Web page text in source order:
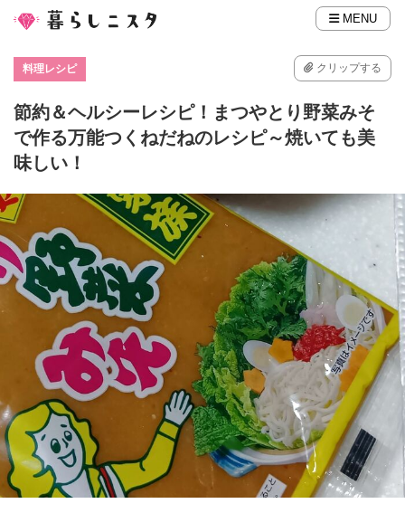
MENU
料理レシピ クリップする
節約＆ヘルシーレシピ！まつやとり野菜みそ
で作る万能つくねだねのレシピ～焼いても美
味しい！